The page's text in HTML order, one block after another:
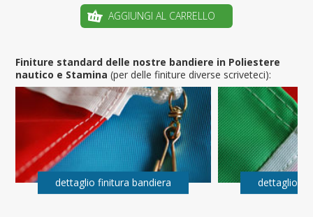
AGGIUNGI AL CARRELLO
Finiture standard delle nostre bandiere in Poliestere
nautico e Stamina(per delle finiture diverse scriveteci):
dettaglio finitura bandiera dettaglio